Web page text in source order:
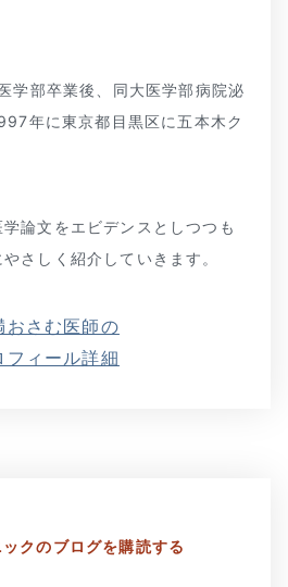
学部卒業後、同大医学部病院泌
年に東京都目黒区に五本木ク
論文をエビデンスとしつつも
さしく紹介していきます。
おさむ医師の
フィール詳細
クのブログを購読する